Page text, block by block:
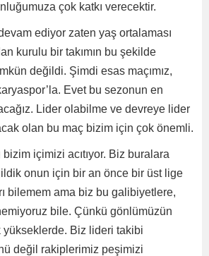
çok katkı verecektir.
ediyor zaten yaş ortalaması
kurulu bir takımın bu şekilde
değildi. Şimdi esas maçımız,
Evet bu sezonun en
Lider olabilme ve devreye lider
olan bu maç bizim için çok önemli.
içimizi acıtıyor. Biz buralara
onun için bir an önce bir üst lige
bilemem ama biz bu galibiyetlere,
bile. Çünkü gönlümüzün
yükseklerde. Biz lideri takibi
değil rakiplerimiz peşimizi